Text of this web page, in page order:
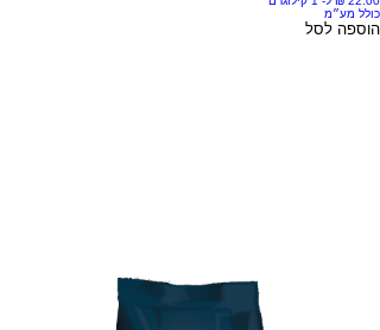
כולל מע״מ
הוספה לסל